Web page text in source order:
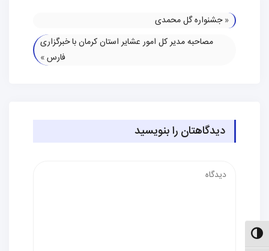
حالت کنتراست بالا
«جشنواره گل محمدی
مصاحبه مدیر کل امور عشایر استان کرمان با خبرگزاری
فارس»
دیدگاهتان را بنویسید